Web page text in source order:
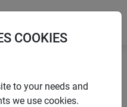
durable
COOKIES
to your needs and
we use cookies.